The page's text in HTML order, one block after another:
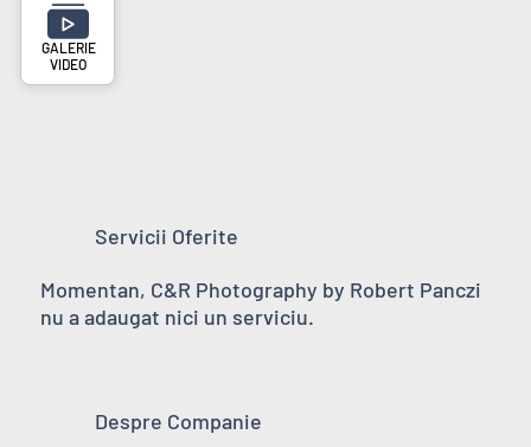
VIDEO
Servicii Oferite
Momentan, C&R Photography by Robert Panczi
nu a adaugat nici un serviciu.
Despre Companie